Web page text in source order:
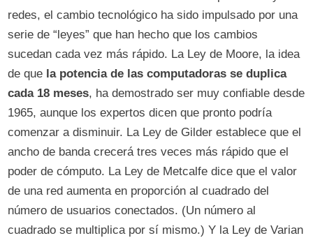
redes, el cambio tecnológico ha sido impulsado por una
serie de “leyes” que han hecho que los cambios
sucedan cada vez más rápido. La Ley de Moore, la idea
de que la potencia de las computadoras se duplica
cada 18 meses, ha demostrado ser muy confiable desde
1965, aunque los expertos dicen que pronto podría
comenzar a disminuir. La Ley de Gilder establece que el
ancho de banda crecerá tres veces más rápido que el
poder de cómputo. La Ley de Metcalfe dice que el valor
de una red aumenta en proporción al cuadrado del
número de usuarios conectados. (Un número al
cuadrado se multiplica por sí mismo.) Y la Ley de Varian